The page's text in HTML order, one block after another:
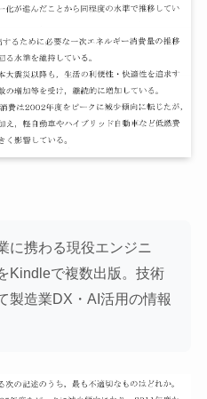
に携わる現役エンジニ
Kindleで複数出版。技術
製造業DX・AI活用の情報